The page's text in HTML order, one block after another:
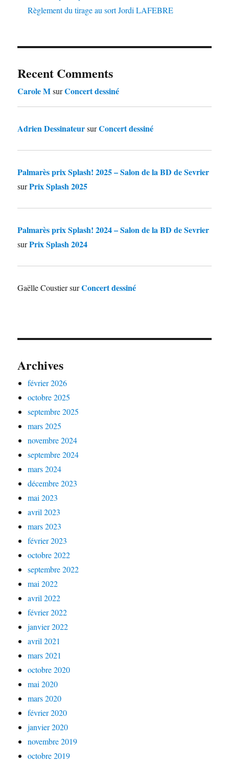
Règlement du tirage au sort Jordi LAFEBRE
Recent Comments
Carole MsurConcert dessiné
Adrien DessinateursurConcert dessiné
Palmarès prix Splash! 2025 – Salon de la BD de Sevrier
surPrix Splash 2025
Palmarès prix Splash! 2024 – Salon de la BD de Sevrier
surPrix Splash 2024
Gaëlle CoustiersurConcert dessiné
Archives
février 2026
octobre 2025
septembre 2025
mars 2025
novembre 2024
septembre 2024
mars 2024
décembre 2023
mai 2023
avril 2023
mars 2023
février 2023
octobre 2022
septembre 2022
mai 2022
avril 2022
février 2022
janvier 2022
avril 2021
mars 2021
octobre 2020
mai 2020
mars 2020
février 2020
janvier 2020
novembre 2019
octobre 2019